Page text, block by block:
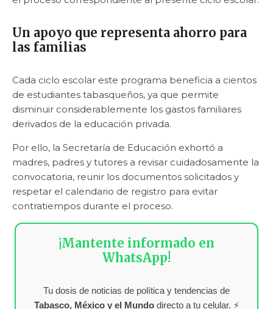
Un apoyo que representa ahorro para
las familias
Cada ciclo escolar este programa beneficia a cientos
de estudiantes tabasqueños, ya que permite
disminuir considerablemente los gastos familiares
derivados de la educación privada.
Por ello, la Secretaría de Educación exhortó a
madres, padres y tutores a revisar cuidadosamente la
convocatoria, reunir los documentos solicitados y
respetar el calendario de registro para evitar
contratiempos durante el proceso.
¡Mantente informado en
WhatsApp!
Tu dosis de noticias de política y tendencias de
Tabasco, México y el Mundodirecto a tu celular. ⚡